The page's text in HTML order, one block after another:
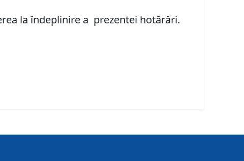
la îndeplinire a prezentei hotărâri.